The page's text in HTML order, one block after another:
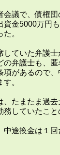
会議で、債権
資金5000万円
。
ていた弁護士
の弁護士も、匿
項があるので
。
、たまたま過
務していたこ
中途換金は１